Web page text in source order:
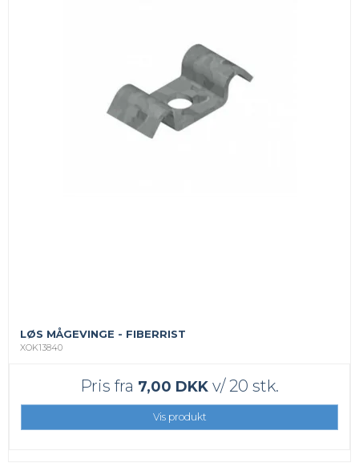
LØS MÅGEVINGE - FIBERRIST
XOK13840
Pris fra 7,00 DKK v/ 20 stk.
Vis produkt